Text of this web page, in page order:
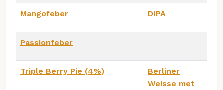
Mangofeber DIPA
Passionfeber
Triple Berry Pie (4%)
Berliner
Weisse met